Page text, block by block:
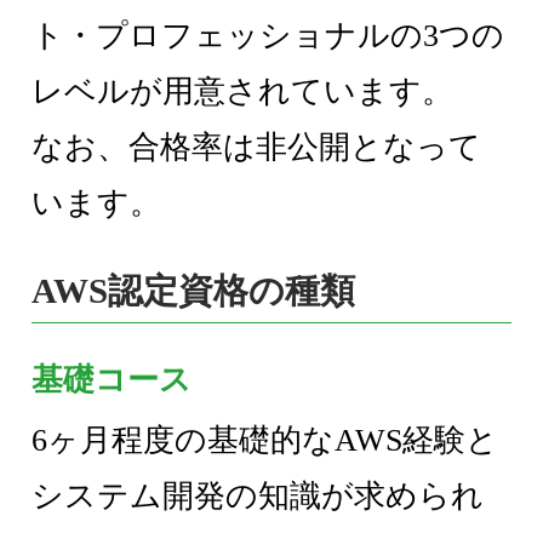
ト・プロフェッショナルの3つの
レベルが用意されています。
なお、合格率は非公開となって
います。
AWS認定資格の種類
基礎コース
6ヶ月程度の基礎的なAWS経験と
システム開発の知識が求められ